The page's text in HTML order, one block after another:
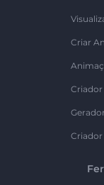
Criar
Criador